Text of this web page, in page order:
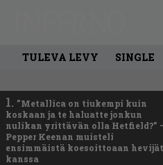
TULEVA LEVY SINGLE
1. ”Metallica on tiukempi kuin
koskaan ja te haluatte jonkun
nulikan yrittävän olla Hetfield?”
Pepper Keenan muisteli
ensimmäistä koesoittoaan
kanssa